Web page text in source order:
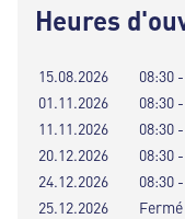
Heures
15.08.2026
08:30
01.11.2026
08:30
11.11.2026
08:30
20.12.2026
08:30
24.12.2026
08:30
25.12.2026
Fermé